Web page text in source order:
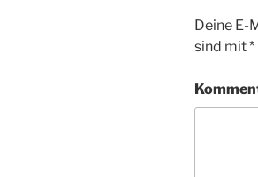
Deine E-
sind mit*